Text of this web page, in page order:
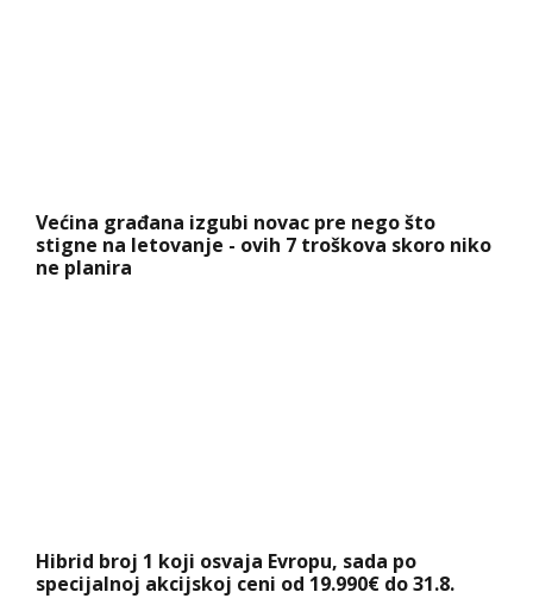
Većina građana izgubi novac pre nego što
stigne na letovanje - ovih 7 troškova skoro niko
ne planira
Hibrid broj 1 koji osvaja Evropu, sada po
specijalnoj akcijskoj ceni od 19.990€ do 31.8.